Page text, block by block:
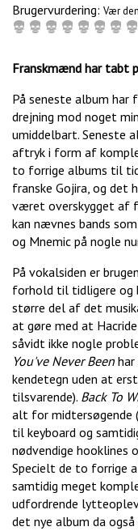
Brugervurdering: Vær
Franskmænd har tabt
På seneste album har
drejning mod noget
umiddelbart. Seneste
aftryk i form af
to forrige albums til
franske Gojira, og
været overskygget af
kan nævnes bands
og Mnemic på nogle
På vokalsiden er
forhold til tidligere og
større del af det
at gøre med at
såvidt ikke nogle
You've Never Been
kendetegn uden at
tilsvarende). Back To
alt for midtersøgende
til keyboard og
nødvendige hooklines
Specielt de to forrige
samtidig meget
udfordrende
det nye album da